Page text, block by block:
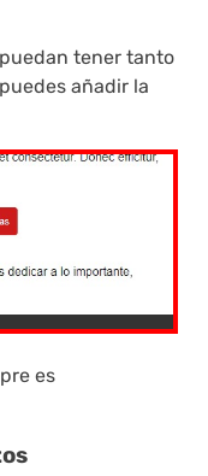
tener tanto
añadir la
es